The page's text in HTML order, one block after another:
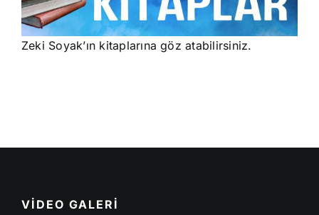
Zeki Soyak’ın kitaplarına göz atabilirsiniz.
VİDEO GALERİ